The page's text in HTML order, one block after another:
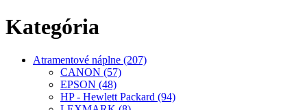
Kategória
Atramentové náplne (207)
CANON (57)
EPSON (48)
HP - Hewlett Packard (94)